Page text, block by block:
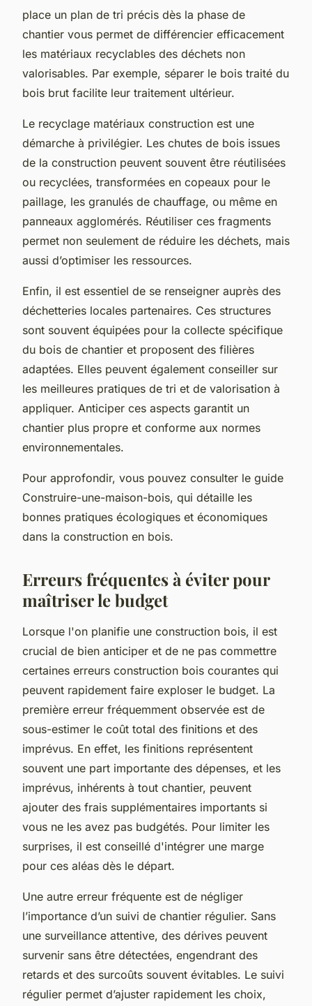
place un plan de tri précis dès la phase de
chantier vous permet de différencier efficacement
les matériaux recyclables des déchets non
valorisables. Par exemple, séparer le bois traité du
bois brut facilite leur traitement ultérieur.
Le recyclage matériaux construction est une
démarche à privilégier. Les chutes de bois issues
de la construction peuvent souvent être réutilisées
ou recyclées, transformées en copeaux pour le
paillage, les granulés de chauffage, ou même en
panneaux agglomérés. Réutiliser ces fragments
permet non seulement de réduire les déchets, mais
aussi d’optimiser les ressources.
Enfin, il est essentiel de se renseigner auprès des
déchetteries locales partenaires. Ces structures
sont souvent équipées pour la collecte spécifique
du bois de chantier et proposent des filières
adaptées. Elles peuvent également conseiller sur
les meilleures pratiques de tri et de valorisation à
appliquer. Anticiper ces aspects garantit un
chantier plus propre et conforme aux normes
environnementales.
Pour approfondir, vous pouvez consulter le guide
Construire-une-maison-bois, qui détaille les
bonnes pratiques écologiques et économiques
dans la construction en bois.
Erreurs fréquentes à éviter pour
maîtriser le budget
Lorsque l'on planifie une construction bois, il est
crucial de bien anticiper et de ne pas commettre
certaines erreurs construction bois courantes qui
peuvent rapidement faire exploser le budget. La
première erreur fréquemment observée est de
sous-estimer le coût total des finitions et des
imprévus. En effet, les finitions représentent
souvent une part importante des dépenses, et les
imprévus, inhérents à tout chantier, peuvent
ajouter des frais supplémentaires importants si
vous ne les avez pas budgétés. Pour limiter les
surprises, il est conseillé d'intégrer une marge
pour ces aléas dès le départ.
Une autre erreur fréquente est de négliger
l’importance d’un suivi de chantier régulier. Sans
une surveillance attentive, des dérives peuvent
survenir sans être détectées, engendrant des
retards et des surcoûts souvent évitables. Le suivi
régulier permet d’ajuster rapidement les choix,